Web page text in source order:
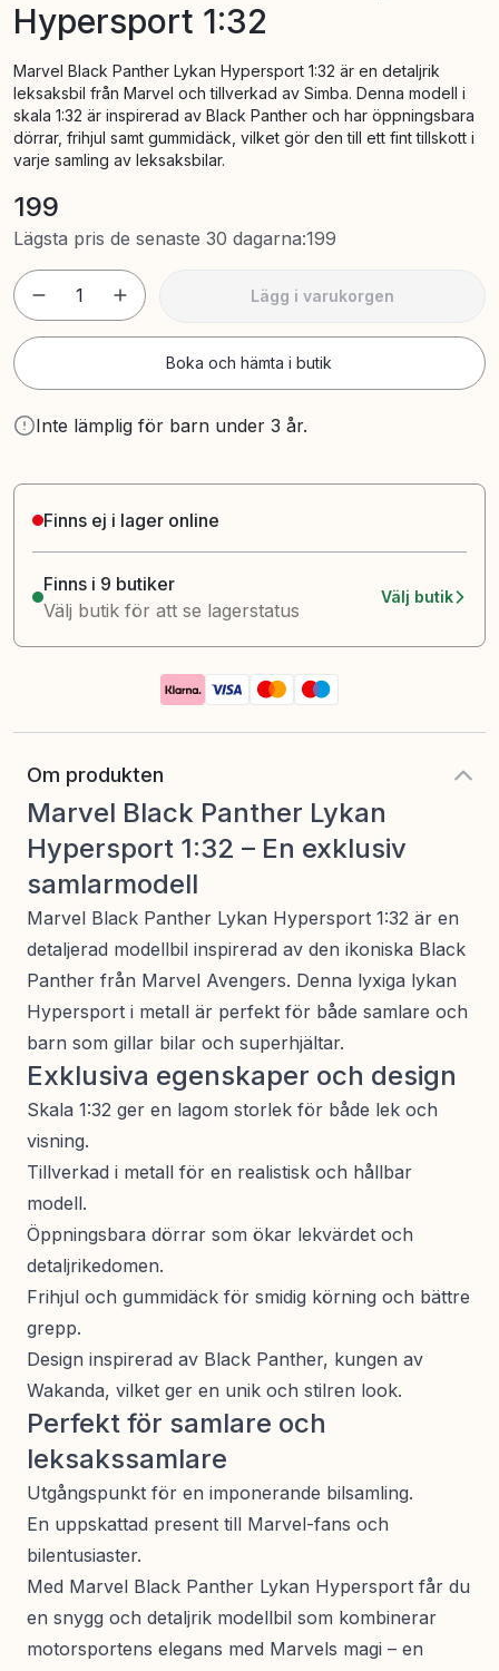
Hypersport 1:32
Marvel Black Panther Lykan Hypersport 1:32 är en detaljrik
leksaksbil från Marvel och tillverkad av Simba. Denna modell i
skala 1:32 är inspirerad av Black Panther och har öppningsbara
dörrar, frihjul samt gummidäck, vilket gör den till ett fint tillskott i
varje samling av leksaksbilar.
199
Lägsta pris de senaste 30 dagarna:199
1 Lägg i varukorgen
Boka och hämta i butik
Inte lämplig för barn under 3 år.
Finns ej i lager online
Finns i 9 butiker
Välj butik för att se lagerstatus
Välj butik
Om produkten
Marvel Black Panther Lykan
Hypersport 1:32 – En exklusiv
samlarmodell
Marvel Black Panther Lykan Hypersport 1:32 är en
detaljerad modellbil inspirerad av den ikoniska Black
Panther från Marvel Avengers. Denna lyxiga lykan
Hypersport i metall är perfekt för både samlare och
barn som gillar bilar och superhjältar.
Exklusiva egenskaper och design
Skala 1:32 ger en lagom storlek för både lek och
visning.
Tillverkad i metall för en realistisk och hållbar
modell.
Öppningsbara dörrar som ökar lekvärdet och
detaljrikedomen.
Frihjul och gummidäck för smidig körning och bättre
grepp.
Design inspirerad av Black Panther, kungen av
Wakanda, vilket ger en unik och stilren look.
Perfekt för samlare och
leksakssamlare
Utgångspunkt för en imponerande bilsamling.
En uppskattad present till Marvel-fans och
bilentusiaster.
Med Marvel Black Panther Lykan Hypersport får du
en snygg och detaljrik modellbil som kombinerar
motorsportens elegans med Marvels magi – en